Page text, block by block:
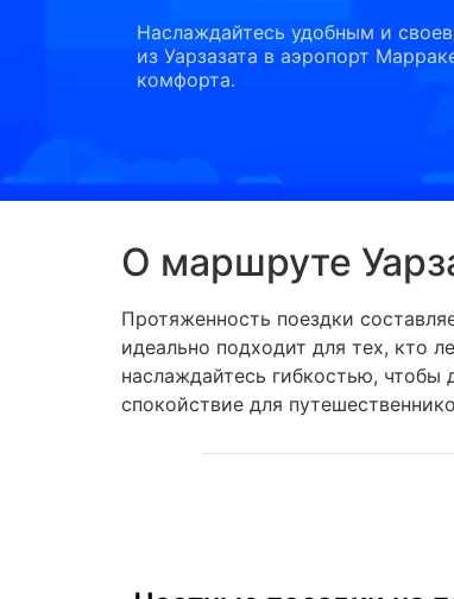
Наслаждайтесь удобным и
из Уарзазата в аэропорт
комфорта.
О маршруте
Протяженность поездки
идеально подходит для тех, кто
наслаждайтесь гибкостью, чтобы
спокойствие для